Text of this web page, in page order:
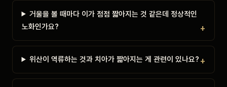
거울을 볼 때마다 이가 점점 짧아지는 것 같은데 정상적인
노화인가요?
위산이 역류하는 것과 치아가 짧아지는 게 관련이 있나요?